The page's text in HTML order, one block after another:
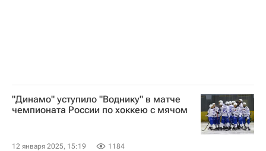
"Динамо" уступило "Воднику" в матче
чемпионата России по хоккею с мячом
12 января 2025, 15:19 1184